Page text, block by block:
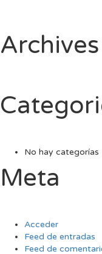
Archives
No hay categorías
Meta
Acceder
Feed de entradas
Feed de